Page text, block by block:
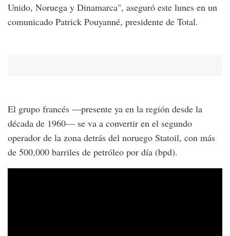
Unido, Noruega y Dinamarca", aseguró este lunes en un
comunicado Patrick Pouyanné, presidente de Total.
El grupo francés —presente ya en la región desde la
década de 1960— se va a convertir en el segundo
operador de la zona detrás del noruego Statoil, con más
de 500,000 barriles de petróleo por día (bpd).